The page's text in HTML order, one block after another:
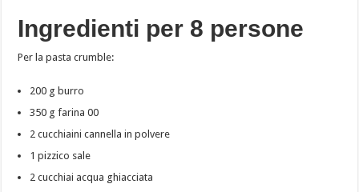
Ingredienti per 8 persone
Per la pasta crumble:
200 g burro
350 g farina 00
2 cucchiaini cannella in polvere
1 pizzico sale
2 cucchiai acqua ghiacciata